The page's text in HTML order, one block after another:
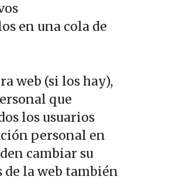
en una cola de
web (si los hay),
que
los usuarios
personal en
cambiar su
de la web también